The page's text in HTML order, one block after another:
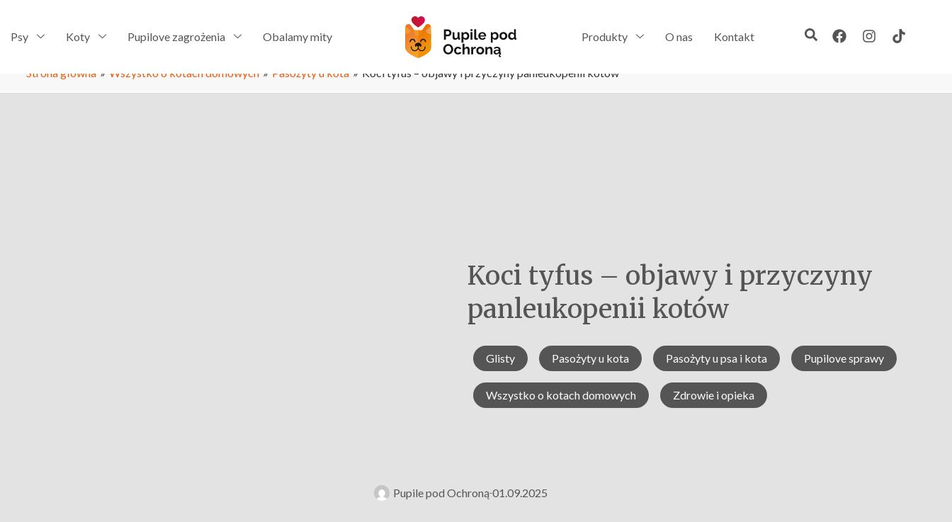
Psy Koty Pupilove zagrożenia Obalamy mity Produkty O nas Kontakt
Strona główna » Wszystko o kotach domowych » Pasożyty u kota » Koci tyfus – objawy i przyczyny panleukopenii kotów
Koci tyfus – objawy i przyczyny
panleukopenii kotów
Glisty Pasożyty u kota Pasożyty u psa i kota Pupilove sprawy
Wszystko o kotach domowych Zdrowie i opieka
Pupile pod Ochroną 01.09.2025